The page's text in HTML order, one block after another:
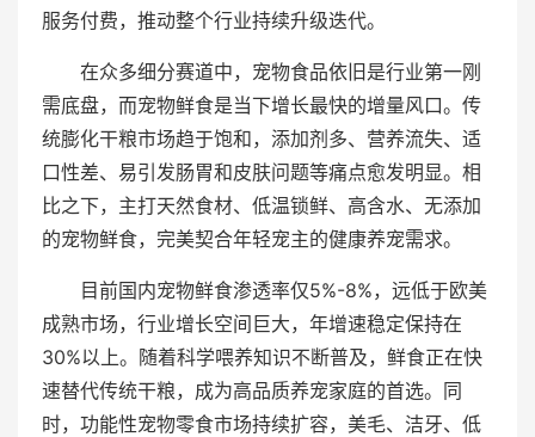
服务付费，推动整个行业持续升级迭代。
在众多细分赛道中，宠物食品依旧是行业第一刚
需底盘，而宠物鲜食是当下增长最快的增量风口。传
统膨化干粮市场趋于饱和，添加剂多、营养流失、适
口性差、易引发肠胃和皮肤问题等痛点愈发明显。相
比之下，主打天然食材、低温锁鲜、高含水、无添加
的宠物鲜食，完美契合年轻宠主的健康养宠需求。
目前国内宠物鲜食渗透率仅5%-8%，远低于欧美
成熟市场，行业增长空间巨大，年增速稳定保持在
30%以上。随着科学喂养知识不断普及，鲜食正在快
速替代传统干粮，成为高品质养宠家庭的首选。同
时，功能性宠物零食市场持续扩容，美毛、洁牙、低